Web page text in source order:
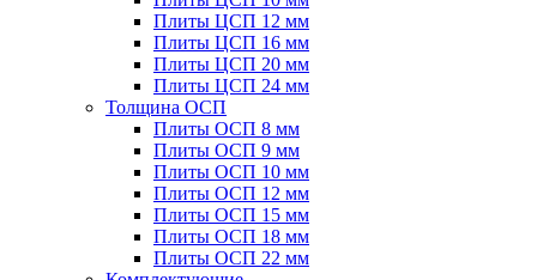
Плиты ЦСП 12 мм
Плиты ЦСП 16 мм
Плиты ЦСП 20 мм
Плиты ЦСП 24 мм
Толщина ОСП
Плиты ОСП 8 мм
Плиты ОСП 9 мм
Плиты ОСП 10 мм
Плиты ОСП 12 мм
Плиты ОСП 15 мм
Плиты ОСП 18 мм
Плиты ОСП 22 мм